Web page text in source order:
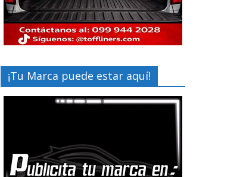
¡Tu Marca puede estar aquí!